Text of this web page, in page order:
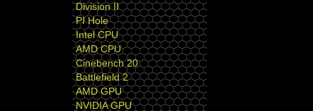
Division II
PI Hole
Intel CPU
AMD CPU
Cinebench 20
Battlefield 2
AMD GPU
NVIDIA GPU